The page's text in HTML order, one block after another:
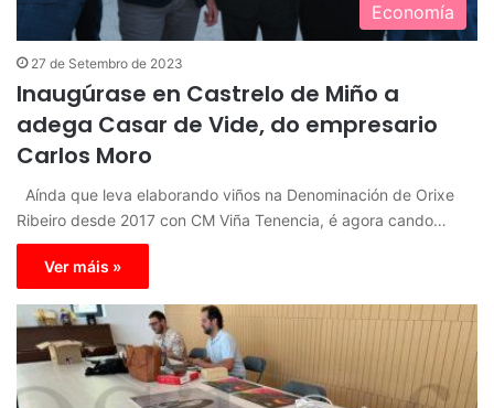
Economía
27 de Setembro de 2023
Inaugúrase en Castrelo de Miño a
adega Casar de Vide, do empresario
Carlos Moro
Aínda que leva elaborando viños na Denominación de Orixe
Ribeiro desde 2017 con CM Viña Tenencia, é agora cando…
Ver máis »